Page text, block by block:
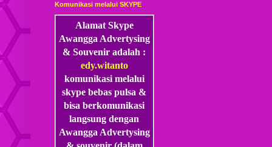
Komunikasi melalui SKYPE
Alamat Skype
Awangga Advertysing
& Souvenir adalah :
edy.witanto
komunikasi melalui
skype bebas pulsa &
bisa berkomunikasi
langsung dengan
Awangga Advertysing